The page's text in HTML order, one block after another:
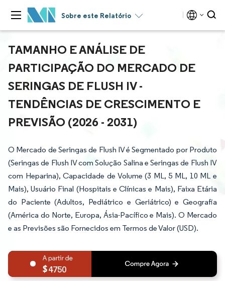
Sobre este Relatório
TAMANHO E ANÁLISE DE
PARTICIPAÇÃO DO MERCADO DE
SERINGAS DE FLUSH IV -
TENDÊNCIAS DE CRESCIMENTO E
PREVISÃO (2026 - 2031)
O Mercado de Seringas de Flush IV é Segmentado por Produto
(Seringas de Flush IV com Solução Salina e Seringas de Flush IV
com Heparina), Capacidade de Volume (3 ML, 5 ML, 10 ML e
Mais), Usuário Final (Hospitais e Clínicas e Mais), Faixa Etária
do Paciente (Adultos, Pediátrico e Geriátrico) e Geografia
(América do Norte, Europa, Ásia-Pacífico e Mais). O Mercado
e as Previsões são Fornecidos em Termos de Valor (USD).
4750